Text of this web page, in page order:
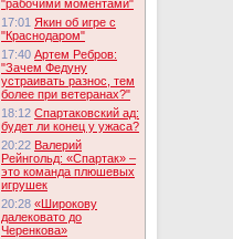
"рабочими моментами"
17:01 Якин об игре с
"Краснодаром"
17:40 Артем Ребров:
"Зачем Федуну
устраивать разнос, тем
более при ветеранах?"
18:12 Спартаковский ад:
будет ли конец у ужаса?
20:22 Валерий
Рейнгольд: «Спартак» –
это команда плюшевых
игрушек
20:28 «Широкову
далековато до
Черенкова»